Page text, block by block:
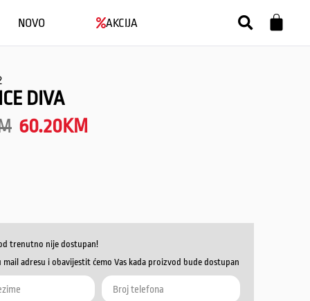
NOVO AKCIJA
DIVA
60.20KM
trenutno nije dostupan!
mail adresu i obavijestit ćemo Vas kada proizvod bude dostupan